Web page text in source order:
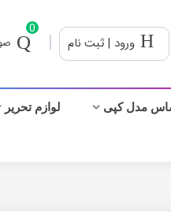
ورود | ثبت نام |
0
مدل کپی لوازم تحریر